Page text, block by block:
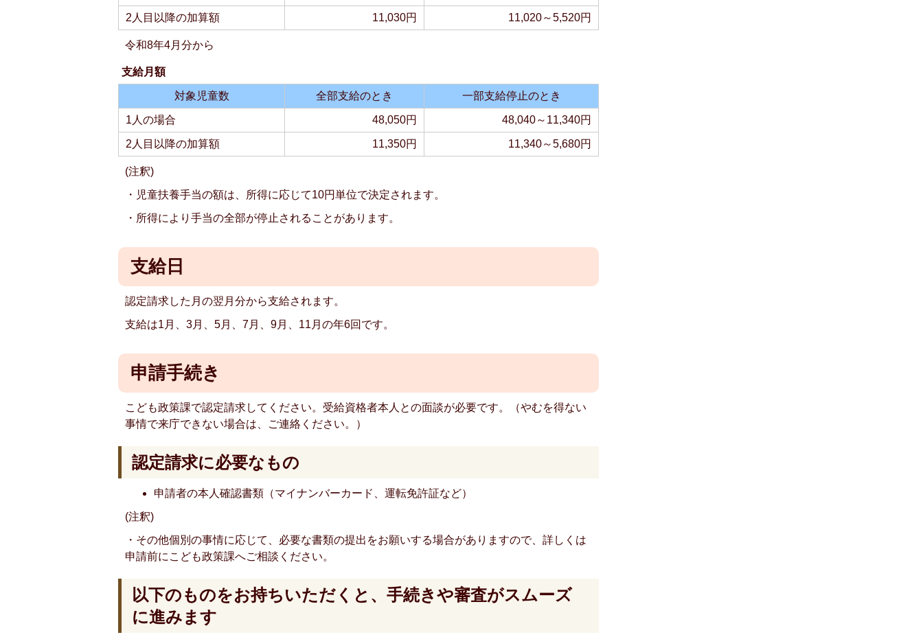
2人目以降の加算額 11,030円 11,020～5,520円
令和8年4月分から
支給月額
対象児童数 全部支給のとき 一部支給停止のとき
1人の場合 48,050円 48,040～11,340円
2人目以降の加算額 11,350円 11,340～5,680円
(注釈)
・児童扶養手当の額は、所得に応じて10円単位で決定されます。
・所得により手当の全部が停止されることがあります。
支給日
認定請求した月の翌月分から支給されます。
支給は1月、3月、5月、7月、9月、11月の年6回です。
申請手続き
こども政策課で認定請求してください。受給資格者本人との面談が必要です。（やむを得ない
事情で来庁できない場合は、ご連絡ください。）
認定請求に必要なもの
申請者の本人確認書類（マイナンバーカード、運転免許証など）
(注釈)
・その他個別の事情に応じて、必要な書類の提出をお願いする場合がありますので、詳しくは
申請前にこども政策課へご相談ください。
以下のものをお持ちいただくと、手続きや審査がスムーズ
に進みます